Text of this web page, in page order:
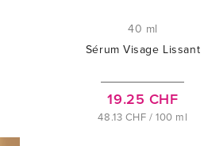
40 ml
Sérum Visage Lissant
19.25 CHF
48.13 CHF / 100 ml